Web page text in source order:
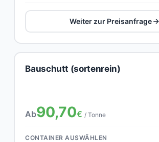
Weiter zur Preisanfrage
Bauschutt (sortenrein)
Ab90,70€ / Tonne
CONTAINER AUSWÄHLEN